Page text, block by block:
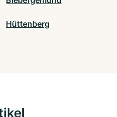
Hüttenberg